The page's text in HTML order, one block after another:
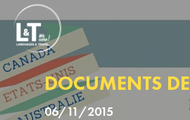
DOCUMENTS
06/11/2015